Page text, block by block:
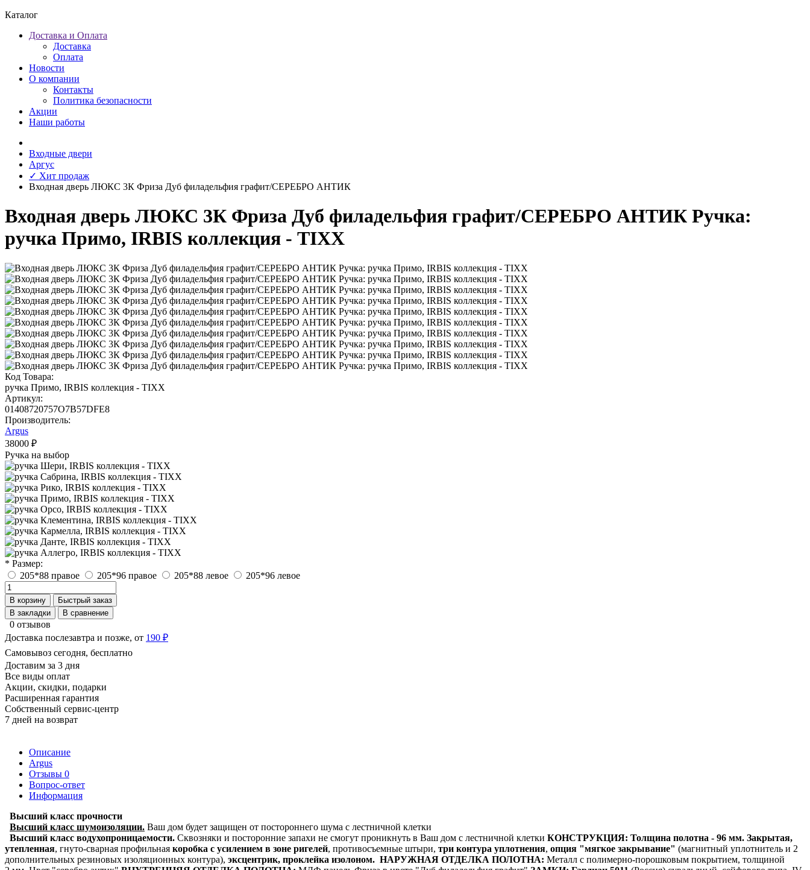
Каталог
Доставка и Оплата
Доставка
Оплата
Новости
О компании
Контакты
Политика безопасности
Акции
Наши работы
Входные двери
Аргус
✓ Хит продаж
Входная дверь ЛЮКС 3К Фриза Дуб филадельфия графит/СЕРЕБРО АНТИК
Входная дверь ЛЮКС 3К Фриза Дуб филадельфия графит/СЕРЕБРО АНТИК Ручка:
ручка Примо, IRBIS коллекция - TIXX
Код Товара:
ручка Примо, IRBIS коллекция - TIXX
Артикул:
01408720757O7B57DFE8
Производитель:
Argus
38000 ₽
Ручка на выбор
* Размер:
205*88 правое
205*96 правое 205*88 левое 205*96 левое
В корзину
Быстрый заказ
В закладки
В сравнение
0 отзывов
Доставка послезавтра и позже, от 190 ₽
Самовывоз сегодня, бесплатно
Доставим за 3 дня
Все виды оплат
Акции, скидки, подарки
Расширенная гарантия
Собственный сервис-центр
7 дней на возврат
Описание
Argus
Отзывы 0
Вопрос-ответ
Информация
Высший класс прочности
Высший класс шумоизоляции. Ваш дом будет защищен от постороннего шума с лестничной клетки
Высший класс водухопроницаемости. Сквозняки и посторонние запахи не смогут проникнуть в Ваш дом с лестничной клетки КОНСТРУКЦИЯ: Толщина полотна - 96 мм. Закрытая,
утепленная, гнуто-сварная профильная коробка с усилением в зоне ригелей, противосъемные штыри, три контура уплотнения, опция "мягкое закрывание" (магнитный уплотнитель и 2
дополнительных резиновых изоляционных контура), эксцентрик, проклейка изолоном. НАРУЖНАЯ ОТДЕЛКА ПОЛОТНА: Металл с полимерно-порошковым покрытием, толщиной